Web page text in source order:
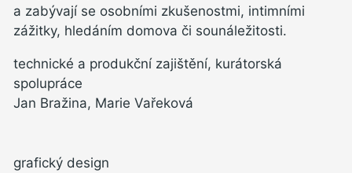
a zabývají se osobními zkušenostmi, intimními
zážitky, hledáním domova či sounáležitosti.
technické a produkční zajištění, kurátorská
spolupráce
Jan Bražina, Marie Vařeková
grafický design